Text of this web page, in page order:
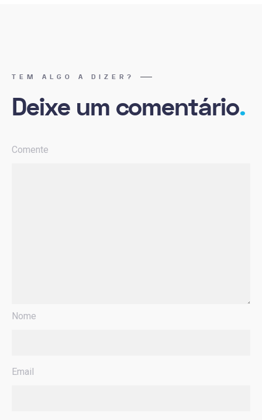
TEM ALGO A DIZER?
Deixe um comentário.
Comente
Nome
Email